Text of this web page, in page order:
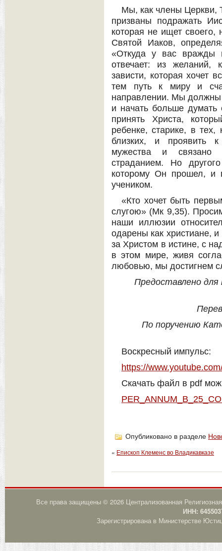
Мы, как члены Церкви,
призваны подражать
которая не ищет своего,
Святой Иаков,
«Откуда у вас
отвечает: из желаний,
зависти, которая хочет
тем путь к миру и
направлении. Мы должны
и начать больше
принять Христа,
ребенке, старике, в
близких, и проявить
мужества и связано
страданием. Но
которому Он прошел, и
учеником.
«Кто хочет быть
слугою» (Мк 9,35).
наши иллюзии
одарены как христиане,
за Христом в истине, с
в этом мире, живя
любовью, мы достигнем
Предоставлено для
По поручению
Воскресный импульс:
https://
Скачать файл в pdf
Опубликовано в разделе
« Епископ Клеменс во Владикавказе
Все права защищены © 2026 Централизованная
ИНН:
Зарегистрирована в Министерстве